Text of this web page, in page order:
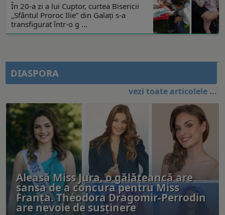
În 20-a zi a lui Cuptor, curtea Bisericii
„Sfântul Proroc Ilie” din Galați s-a
transfigurat într-o g ...
DIASPORA
vezi toate articolele ...
Aleasă Miss Jura, o gălăţeancă are
şansa de a concura pentru Miss
Franța. Théodora Dragomir-Perrodin
are nevoie de susţinere